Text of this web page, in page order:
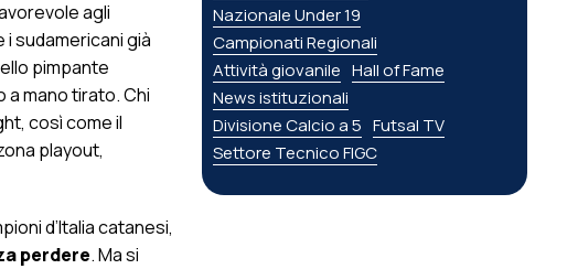
agli
sudamericani già
pimpante
a mano tirato. Chi
così come il
playout,
d’Italia catanesi,
perdere. Ma si
Nazionale Under 19
Campionati Regionali
Attività giovanile Hall of Fame
News istituzionali
Divisione Calcio a 5 Futsal TV
Settore Tecnico FIGC